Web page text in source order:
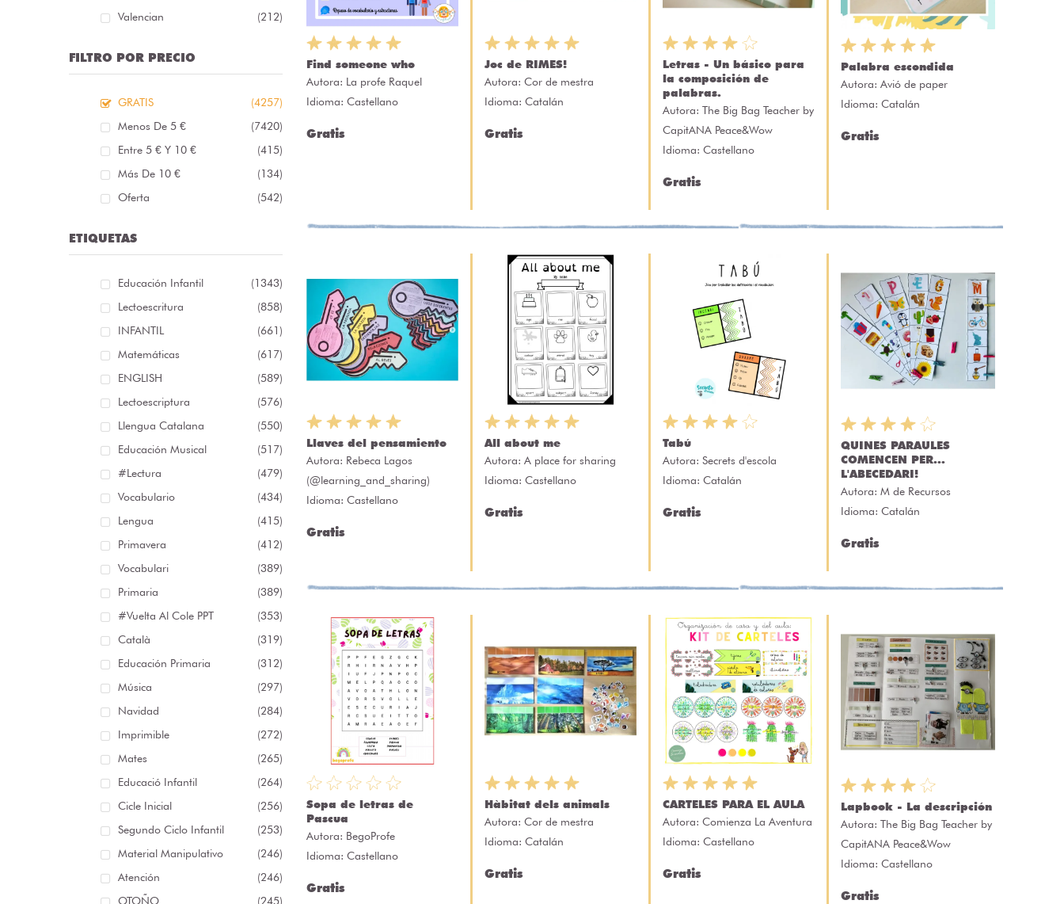
Valencian
(212)
FILTRO POR PRECIO
GRATIS
(4257)
Menos De 5 €
(7420)
Entre 5 € Y 10 €
(415)
Más De 10 €
(134)
Oferta
(542)
ETIQUETAS
Educación Infantil
(1343)
Lectoescritura
(858)
INFANTIL
(661)
Matemáticas
(617)
ENGLISH
(589)
Lectoescriptura
(576)
Llengua Catalana
(550)
Educación Musical
(517)
#lectura
(479)
Vocabulario
(434)
Lengua
(415)
Primavera
(412)
Vocabulari
(389)
Primaria
(389)
#Vuelta Al Cole PPT
(353)
Català
(319)
Educación Primaria
(312)
Música
(297)
Navidad
(284)
Imprimible
(272)
Mates
(265)
Educació Infantil
(264)
Cicle Inicial
(256)
Segundo Ciclo Infantil
(253)
Material Manipulativo
(246)
Atención
(246)
OTOÑO
(245)
Find someone who
Autora: La profe Raquel
Idioma: Castellano
Gratis
Joc de RIMES!
Autora: Cor de mestra
Idioma: Catalán
Gratis
Letras - Un básico para
la composición de
palabras.
Autora: The Big Bag Teacher by
CapitANA Peace&Wow
Idioma: Castellano
Gratis
Palabra escondida
Autora: Avió de paper
Idioma: Catalán
Gratis
Llaves del pensamiento
Autora: Rebeca Lagos
(@learning_and_sharing)
Idioma: Castellano
Gratis
All about me
Autora: A place for sharing
Idioma: Castellano
Gratis
Tabú
Autora: Secrets d'escola
Idioma: Catalán
Gratis
QUINES PARAULES
COMENCEN PER...
L'ABECEDARI!
Autora: M de Recursos
Idioma: Catalán
Gratis
Sopa de letras de
Pascua
Autora: BegoProfe
Idioma: Castellano
Gratis
Hàbitat dels animals
Autora: Cor de mestra
Idioma: Catalán
Gratis
CARTELES PARA EL AULA
Autora: Comienza La Aventura
Idioma: Castellano
Gratis
Lapbook - La descripción
Autora: The Big Bag Teacher by
CapitANA Peace&Wow
Idioma: Castellano
Gratis